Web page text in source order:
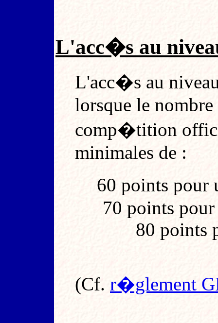
L'acc�s au
L'acc�s au
lorsque le
comp�tition
minimales de :
60 points pour
70 points
80 points
(Cf. r�glement